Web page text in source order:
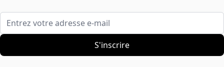
Entrez votre adresse e-mail
S'inscrire